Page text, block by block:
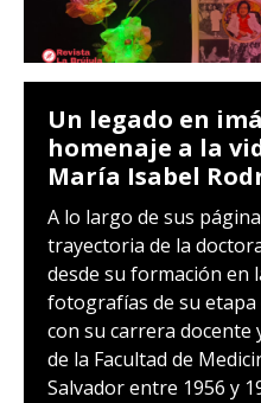
Un legado en
homenaje a la
María Isabel
A lo largo de sus
trayectoria de la
desde su formación en
fotografías de su
con su carrera docente
de la Facultad de
Salvador entre 1956 y